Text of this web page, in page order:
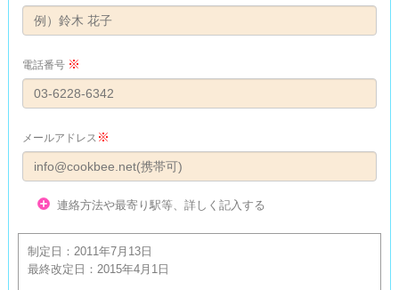
電話番号 ※
メールアドレス ※
連絡方法や最寄り駅等、詳しく記入する
制定日：2011年7月13日
最終改定日：2015年4月1日